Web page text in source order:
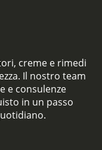
creme e rimedi
Il nostro team
e consulenze
in un passo